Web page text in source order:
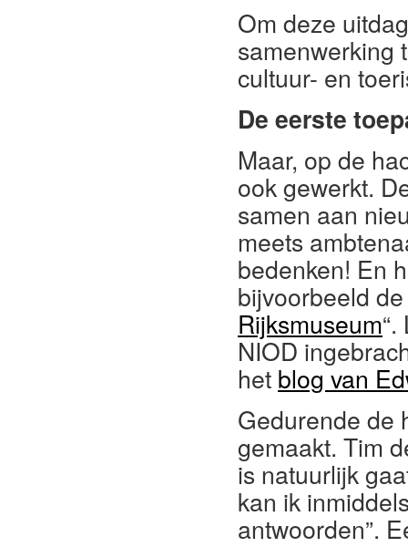
Om deze
samenwerking
cultuur- en
De eerste
Maar, op de
ook gewerkt.
samen aan
meets
bedenken! En
bijvoorbeeld
Rijksmuseum
NIOD
het blog van
Gedurende de
gemaakt. Tim
is natuurlijk
kan ik
antwoorden”.